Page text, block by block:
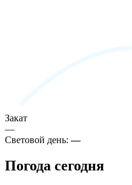
Закат
—
Световой день:—
Погода сегодня